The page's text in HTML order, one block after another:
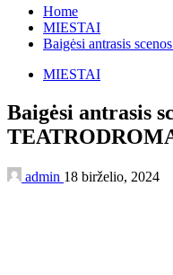
Home
MIESTAI
Baigėsi antrasis
MIESTAI
Baigėsi antrasis
admin 18 birželio, 2024